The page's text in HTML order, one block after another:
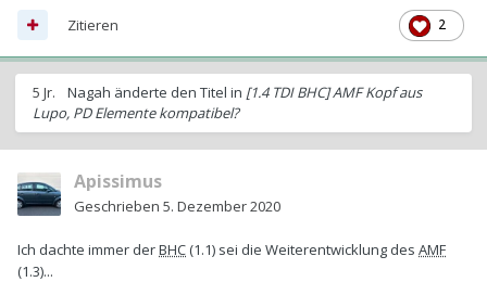
2
Zitieren
5 Jr. Nagah änderte den Titel in [1.4 TDI BHC] AMF Kopf aus
Lupo, PD Elemente kompatibel?
Apissimus
Geschrieben 5. Dezember 2020
Ich dachte immer derBHC (1.1) sei die Weiterentwicklung des AMF
(1.3)...